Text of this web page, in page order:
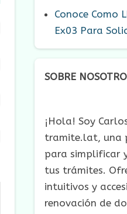
Conoce Como
Ex03 Para
SOBRE
¡Hola! Soy
tramite.lat, una
para simplificar
tus trámites.
intuitivos y
renovación de